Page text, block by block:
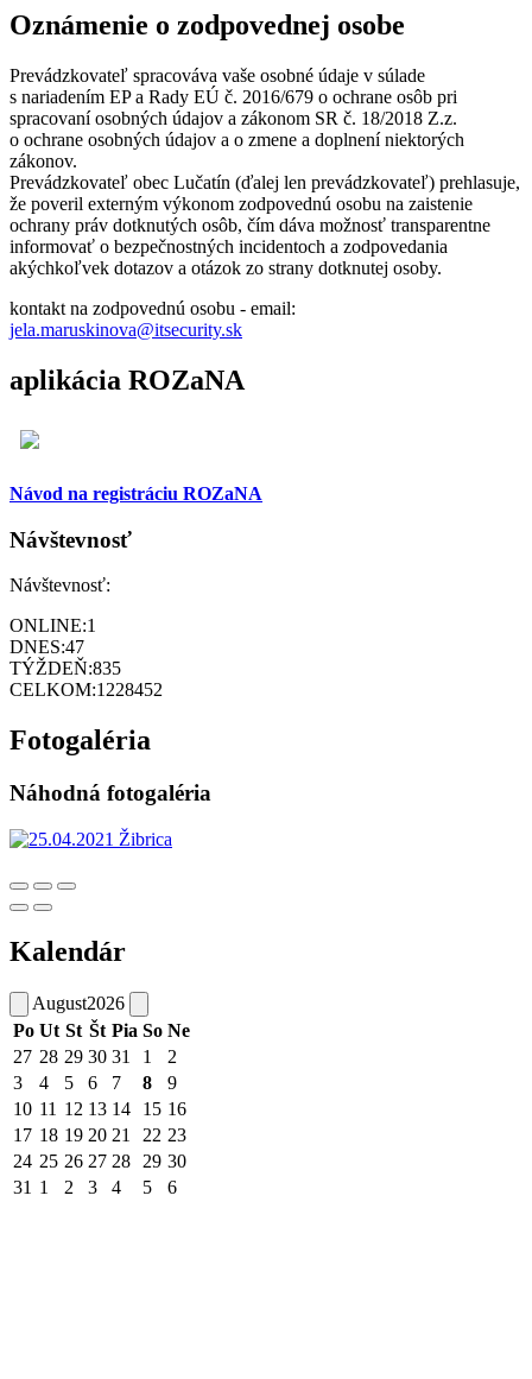
Oznámenie o zodpovednej osobe
Prevádzkovateľ spracováva vaše osobné údaje v súlade
s nariadením EP a Rady EÚ č. 2016/679 o ochrane osôb pri
spracovaní osobných údajov a zákonom SR č. 18/2018 Z.z.
o ochrane osobných údajov a o zmene a doplnení niektorých
zákonov.
Prevádzkovateľ obec Lučatín (ďalej len prevádzkovateľ) prehlasuje,
že poveril externým výkonom zodpovednú osobu na zaistenie
ochrany práv dotknutých osôb, čím dáva možnosť transparentne
informovať o bezpečnostných incidentoch a zodpovedania
akýchkoľvek dotazov a otázok zo strany dotknutej osoby.
kontakt na zodpovednú osobu - email:
jela.maruskinova@itsecurity.sk
aplikácia ROZaNA
Návod na registráciu ROZaNA
Návštevnosť
Návštevnosť:
ONLINE:1
DNES:47
TÝŽDEŇ:835
CELKOM:1228452
Fotogaléria
Náhodná fotogaléria
Kalendár
August2026
Po Ut St Št Pia So Ne
27 28 29 30 31 1
2
3
4 5 6 7 8
9
10 11 12 13 14 15 16
17 18 19 20 21 22 23
24 25 26 27 28 29 30
31 1 2 3 4 5 6